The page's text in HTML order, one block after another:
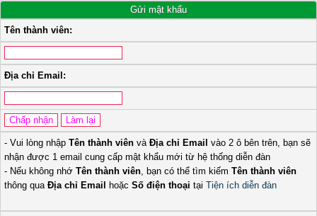
Gửi mật khẩu
Tên thành viên:
Địa chỉ Email:
- Vui lòng nhập Tên thành viên và Địa chỉ Email vào 2 ô bên trên, bạn sẽ
nhận được 1 email cung cấp mật khẩu mới từ hệ thống diễn đàn
- Nếu không nhớ Tên thành viên, bạn có thể tìm kiếm Tên thành viên
thông qua Địa chỉ Email hoặc Số điện thoại tại Tiện ích diễn đàn